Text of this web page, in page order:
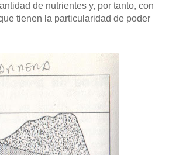
de nutrientes y, por tanto, con
tienen la particularidad de poder